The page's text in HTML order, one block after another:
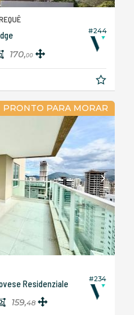
#244
170,00
PRONTO PARA MORAR
#234
Residenziale
159,48